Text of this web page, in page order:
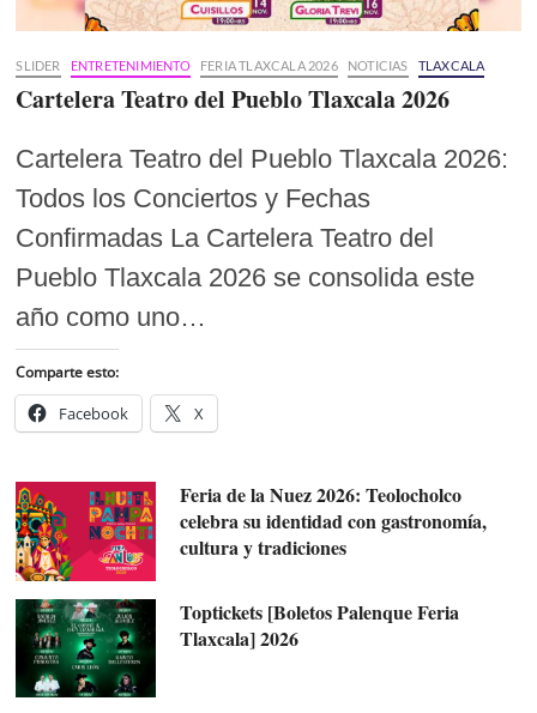
SLIDER ENTRETENIMIENTO FERIA TLAXCALA 2026 NOTICIAS TLAXCALA
Cartelera Teatro del Pueblo Tlaxcala 2026
Cartelera Teatro del Pueblo Tlaxcala 2026:
Todos los Conciertos y Fechas
Confirmadas La Cartelera Teatro del
Pueblo Tlaxcala 2026 se consolida este
año como uno…
Comparte esto:
Facebook X
Feria de la Nuez 2026: Teolocholco
celebra su identidad con gastronomía,
cultura y tradiciones
Toptickets [Boletos Palenque Feria
Tlaxcala] 2026